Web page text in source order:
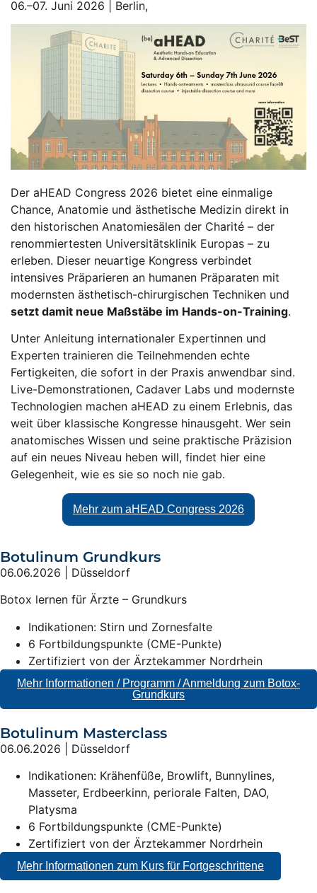
06.–07. Juni 2026 | Berlin,
Der aHEAD Congress 2026 bietet eine einmalige
Chance, Anatomie und ästhetische Medizin direkt in
den historischen Anatomiesälen der Charité – der
renommiertesten Universitätsklinik Europas – zu
erleben. Dieser neuartige Kongress verbindet
intensives Präparieren an humanen Präparaten mit
modernsten ästhetisch-chirurgischen Techniken und
setzt damit neue Maßstäbe im Hands-on-Training.
Unter Anleitung internationaler Expertinnen und
Experten trainieren die Teilnehmenden echte
Fertigkeiten, die sofort in der Praxis anwendbar sind.
Live-Demonstrationen, Cadaver Labs und modernste
Technologien machen aHEAD zu einem Erlebnis, das
weit über klassische Kongresse hinausgeht. Wer sein
anatomisches Wissen und seine praktische Präzision
auf ein neues Niveau heben will, findet hier eine
Gelegenheit, wie es sie so noch nie gab.
Mehr zum aHEAD Congress 2026
Botulinum Grundkurs
06.06.2026 | Düsseldorf
Botox lernen für Ärzte – Grundkurs
Indikationen: Stirn und Zornesfalte
6 Fortbildungspunkte (CME-Punkte)
Zertifiziert von der Ärztekammer Nordrhein
Mehr Informationen / Programm / Anmeldung zum Botox-
Grundkurs
Botulinum Masterclass
06.06.2026 | Düsseldorf
Indikationen: Krähenfüße, Browlift, Bunnylines,
Masseter, Erdbeerkinn, periorale Falten, DAO,
Platysma
6 Fortbildungspunkte (CME-Punkte)
Zertifiziert von der Ärztekammer Nordrhein
Mehr Informationen zum Kurs für Fortgeschrittene